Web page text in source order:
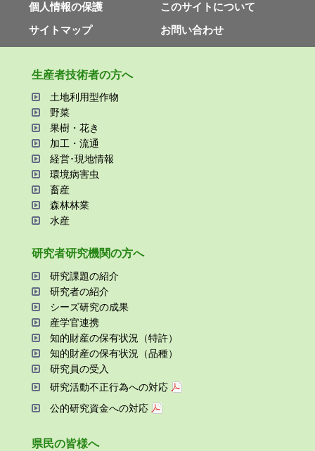
個⼈情報の保護
このサイトについて
サイトマップ
お問い合わせ
⽣産者技術者の⽅へ
⼟地利⽤型作物
野菜
果樹・花き
加⼯・流通
経営･現地情報
環境病害⾍
畜産
森林林業
⽔産
研究者研究機関の⽅へ
研究課題の紹介
研究者の紹介
シーズ研究の成果
産学官連携
知的財産の保有状況（特許）
知的財産の保有状況（品種）
研究員の受⼊
研究活動不正⾏為への対応
公的研究資金への対応
県⺠の皆様へ